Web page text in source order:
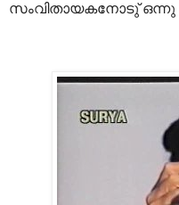
സംവിതായകനോടു് ഒന്നു